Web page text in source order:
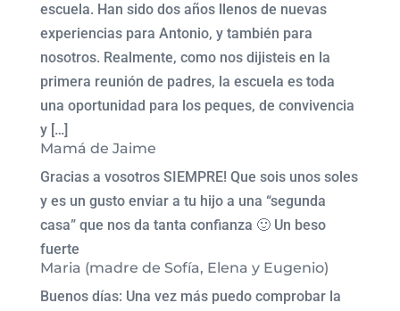
escuela. Han sido dos años llenos de nuevas
experiencias para Antonio, y también para
nosotros. Realmente, como nos dijisteis en la
primera reunión de padres, la escuela es toda
una oportunidad para los peques, de convivencia
y […]
Mamá de Jaime
Gracias a vosotros SIEMPRE! Que sois unos soles
y es un gusto enviar a tu hijo a una “segunda
casa” que nos da tanta confianza 🙂 Un beso
fuerte
Maria (madre de Sofía, Elena y Eugenio)
Buenos días: Una vez más puedo comprobar la